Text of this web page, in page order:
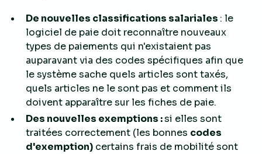
De nouvelles classifications salariales : le
logiciel de paie doit reconnaître nouveaux
types de paiements qui n'existaient pas
auparavant via des codes spécifiques afin que
le système sache quels articles sont taxés,
quels articles ne le sont pas et comment ils
doivent apparaître sur les fiches de paie.
Des nouvelles exemptions :si elles sont
traitées correctement (les bonnes codes
d'exemption) certains frais de mobilité sont